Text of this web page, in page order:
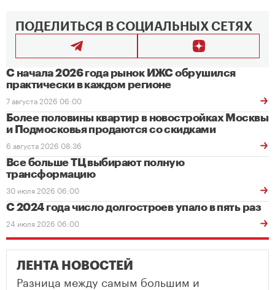
ПОДЕЛИТЬСЯ В СОЦИАЛЬНЫХ СЕТЯХ
С начала 2026 года рынок ИЖС обрушился
практически в каждом регионе
7 августа 2026 06:00
Более половины квартир в новостройках Москвы
и Подмосковья продаются со скидками
6 августа 2026 08:36
Все больше ТЦ выбирают полную
трансформацию
30 июля 2026 06:00
С 2024 года число долгостроев упало в пять раз
24 июля 2026 06:00
ЛЕНТА НОВОСТЕЙ
Разница между самым большим и